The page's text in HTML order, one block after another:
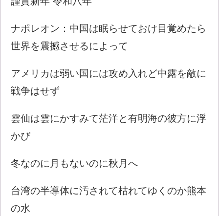
ナポレオン：中国は眠らせておけ目覚めたら
世界を震撼させるによって
アメリカは弱い国には攻め入れど中露を敵に
戦争はせず
雲仙は雲にかすみて茫洋と有明海の彼方に浮
かび
冬なのに月もないのに秋月へ
台湾の半導体に汚されて枯れてゆくのか熊本
の水